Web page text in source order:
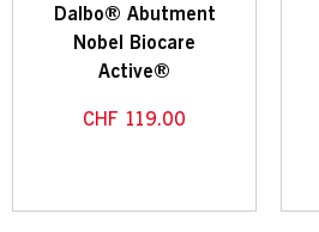
Dalbo® Abutment
Nobel Biocare
Active®
CHF 119.00